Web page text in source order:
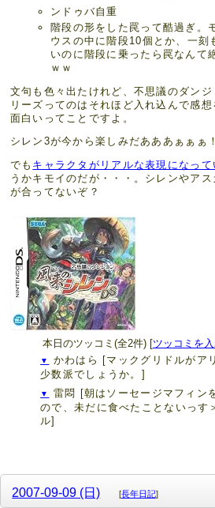
ンドゥバ自重
階段の形をした罠って酷過ぎ。
ウスの中に階段10個とか、一刻
いのに階段に乗ったら罠なんて
ｗｗ
文句も色々出たけれど、不思議のダン
リーズってのはそれほど入れ込んで感
面白いってことですよ。
シレン3が今から楽しみだあああぁぁぁ！
でも キャラクタがリアルな表現になって
うかキモイのだが・・・。シレンやア
が合ってないぞ？
本日のツッコミ(全2件) [ツッコミを
▼ かわはら
[マックグリドルがア
少数派でしょうか。]
▼ 雷悶 [朝はソーセージマフィン
ので、未だに食べたことないっす
ル]
2007-09-09 (日) [長年日記]